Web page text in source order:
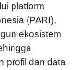
platform
(PARI),
ekosistem
profil dan data